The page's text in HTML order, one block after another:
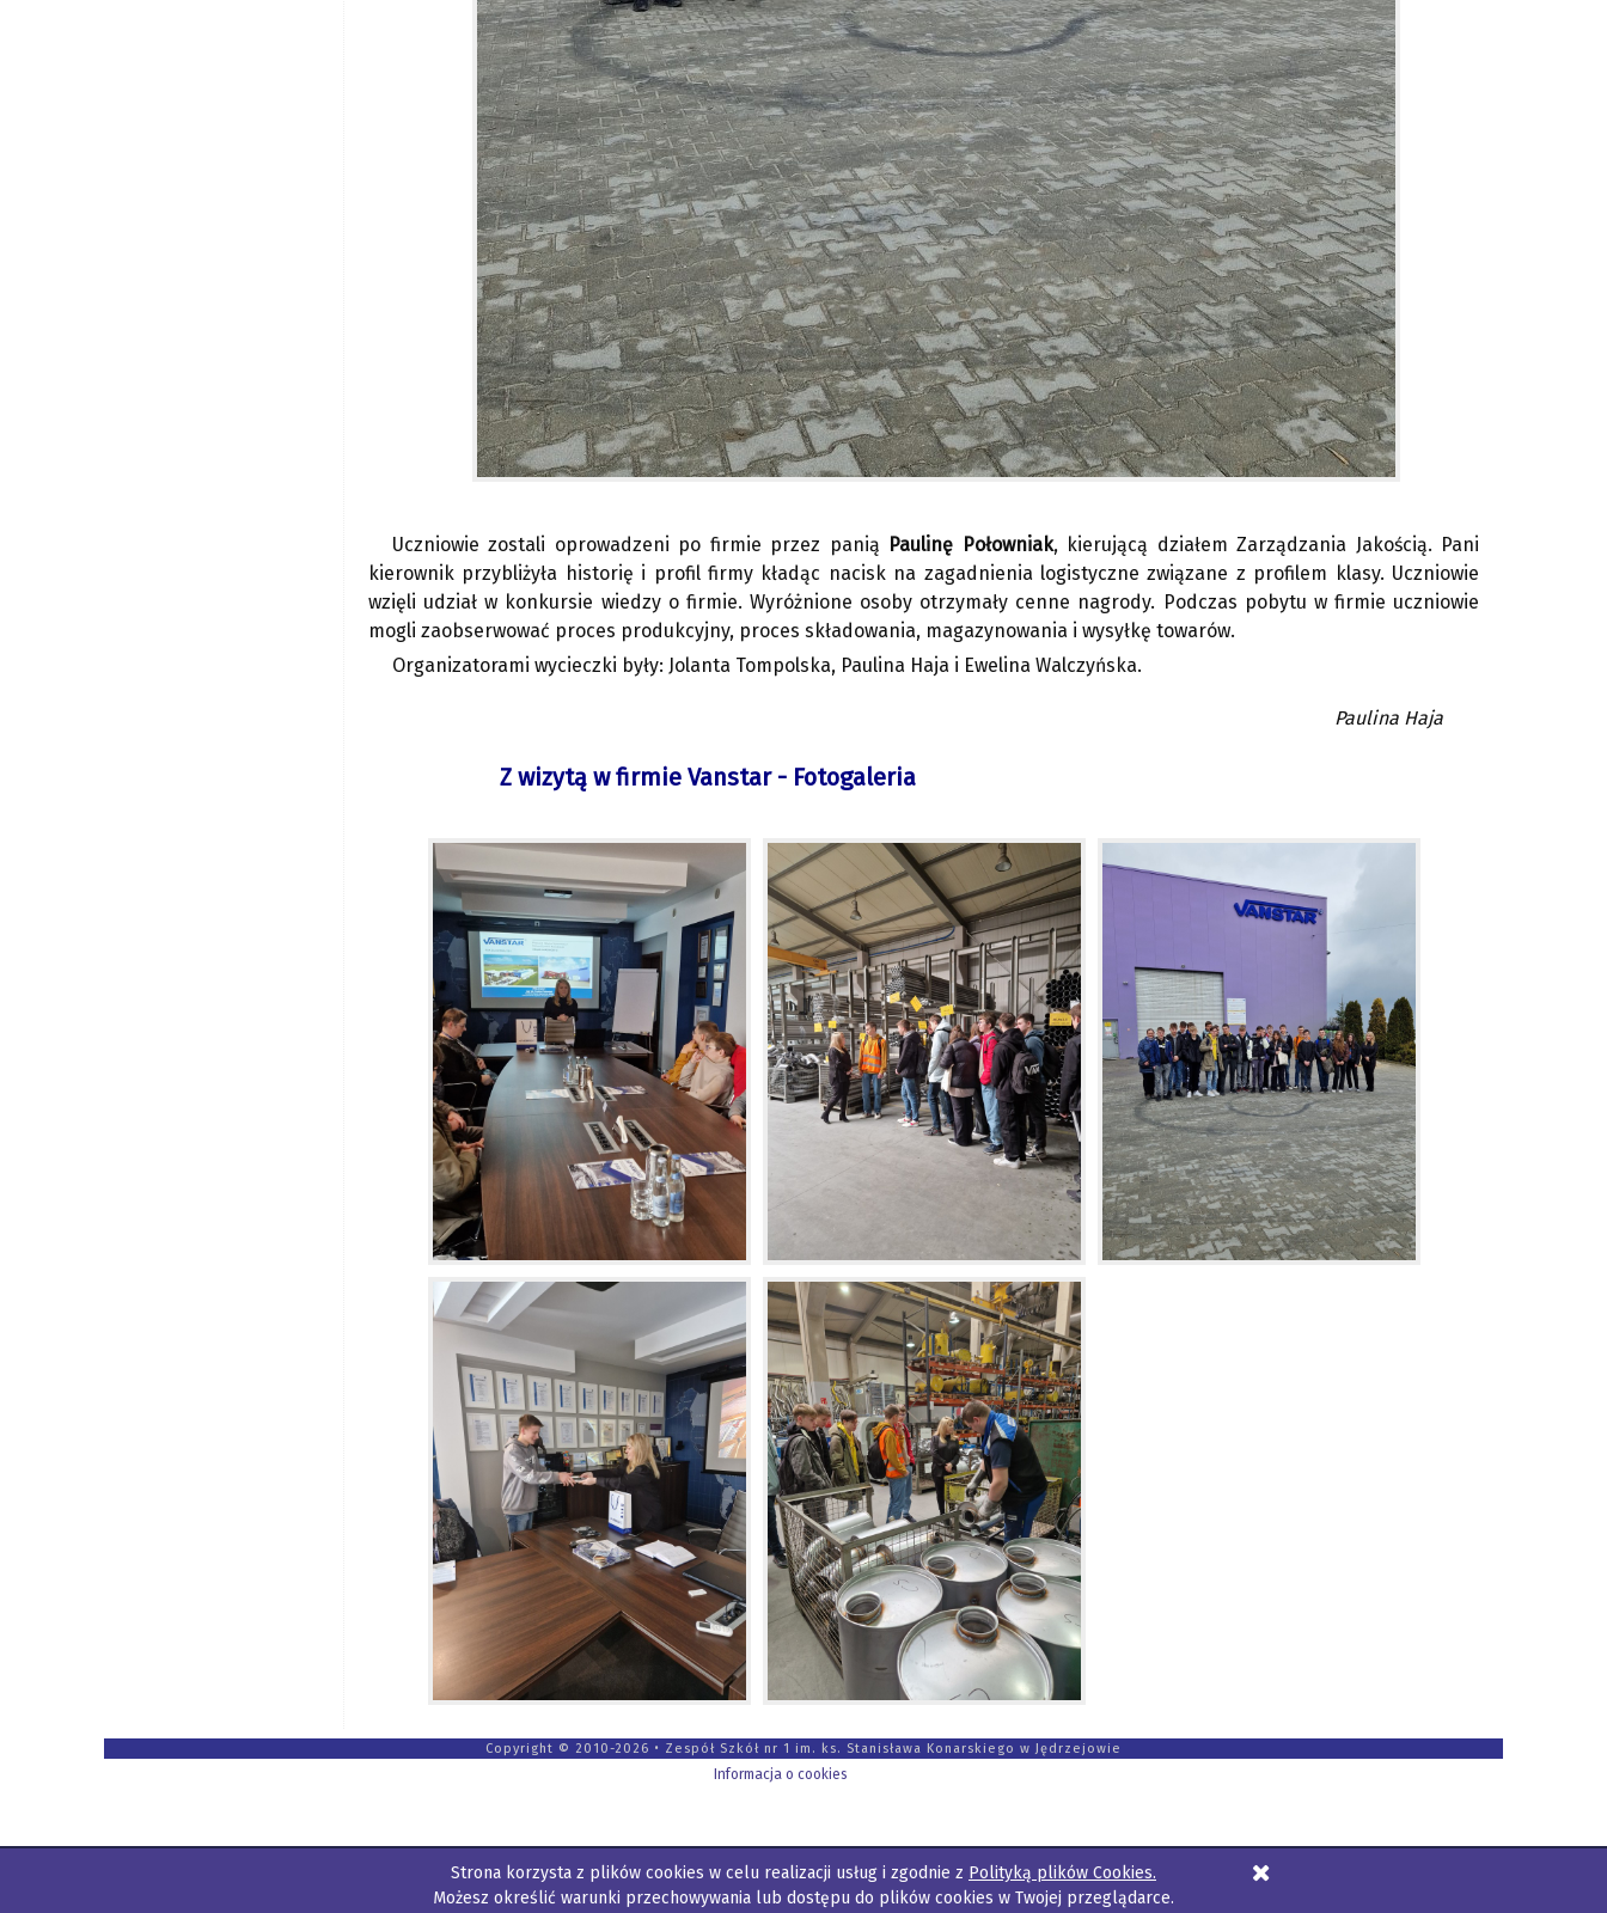
Strona korzysta z plików cookies w celu realizacji usług i zgodnie z Polityką plików Cookies.
Możesz określić warunki przechowywania lub dostępu do plików cookies w Twojej przeglądarce.
Uczniowie zostali oprowadzeni po firmie przez panią Paulinę Połowniak, kierującą działem Zarządzania Jakością. Pani
kierownik przybliżyła historię i profil firmy kładąc nacisk na zagadnienia logistyczne związane z profilem klasy. Uczniowie
wzięli udział w konkursie wiedzy o firmie. Wyróżnione osoby otrzymały cenne nagrody. Podczas pobytu w firmie uczniowie
mogli zaobserwować proces produkcyjny, proces składowania, magazynowania i wysyłkę towarów.
Organizatorami wycieczki były: Jolanta Tompolska, Paulina Haja i Ewelina Walczyńska.
Paulina Haja
Z wizytą w firmie Vanstar - Fotogaleria
Copyright © 2010-2026 • Zespół Szkół nr 1 im. ks. Stanisława Konarskiego w Jędrzejowie
Informacja o cookies